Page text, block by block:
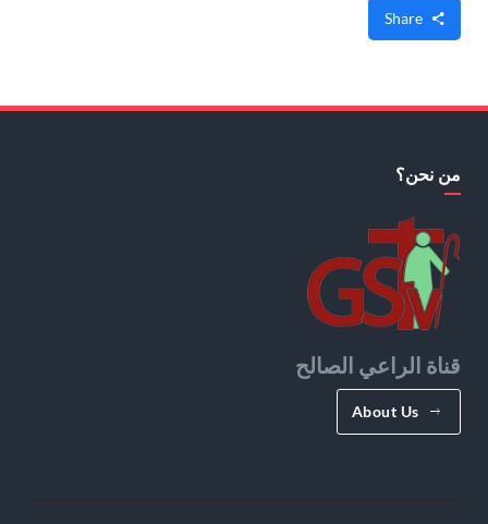
من نحن؟
قناة الراعي الصالح
About Us